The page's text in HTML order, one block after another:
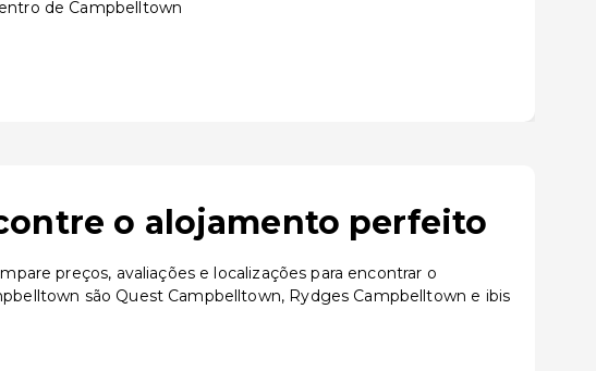
de Campbelltown
o alojamento perfeito
preços, avaliações e localizações para encontrar o
são Quest Campbelltown, Rydges Campbelltown e ibis